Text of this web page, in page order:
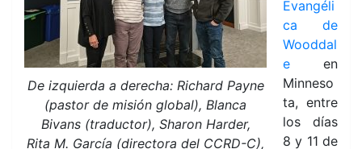
De izquierda a derecha: Richard Payne
(pastor de misión global), Blanca
Bivans (traductor), Sharon Harder,
Rita M. García (directora del CCRD-C),
Evangéli
ca de
Wooddal
e en
Minneso
ta, entre
los días
8 y 11 de